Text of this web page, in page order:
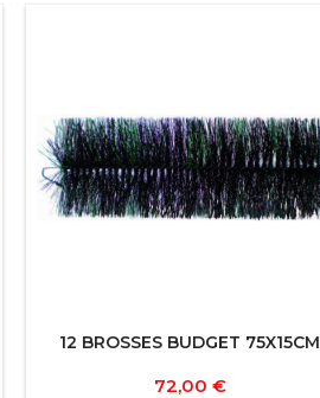
12 BROSSES BUDGET 75X15CM
Prix
72,00 €